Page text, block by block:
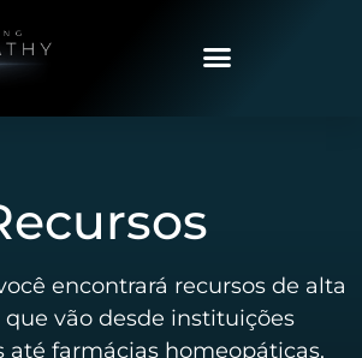
encontrará recursos de alta
vão desde instituições
até farmácias homeopáticas,